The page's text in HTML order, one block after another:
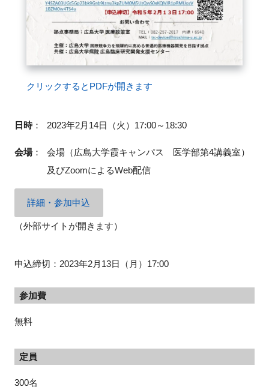
クリックするとPDFが開きます
日時： 2023年2月14日（火）17:00～18:30
会場：
会場（広島大学霞キャンパス 医学部第4講義室）
及びZoomによるWeb配信
詳細・参加申込
（外部サイトが開きます）
申込締切：2023年2月13日（月）17:00
参加費
無料
定員
300名